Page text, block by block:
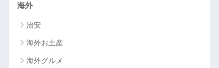
海外
治安
海外お土産
海外グルメ